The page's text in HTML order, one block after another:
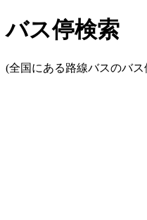
バス停検索
(全国にある路線バスのバ